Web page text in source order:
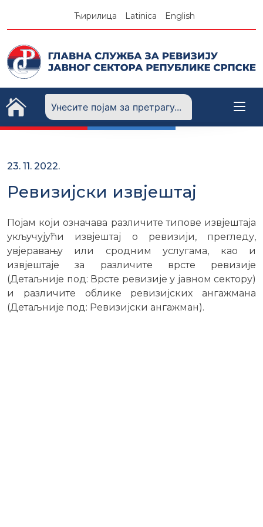
Ћирилица Latinica English
23. 11. 2022.
Ревизијски извјештај
Појам који означава различите типове извјештаја
укључујући извјештај о ревизији, прегледу,
увјеравању или сродним услугама, као и
извјештаје за различите врсте ревизије
(Детаљније под: Врсте ревизије у јавном сектору)
и различите облике ревизијских ангажмана
(Детаљније под: Ревизијски ангажман).